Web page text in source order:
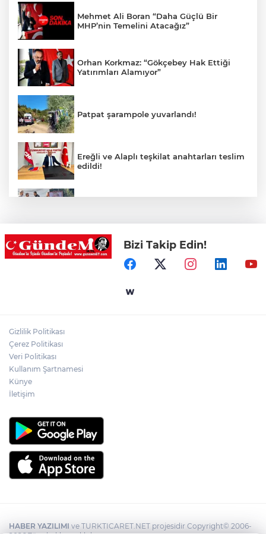
Mehmet Ali Boran “Daha Güçlü Bir
MHP’nin Temelini Atacağız”
Orhan Korkmaz: “Gökçebey Hak Ettiği
Yatırımları Alamıyor”
Patpat şarampole yuvarlandı!
Ereğli ve Alaplı teşkilat anahtarları teslim
edildi!
Bir anda alevlere teslim oldu!
Merdivende baygın bulundu hayatını
Bizi Takip Edin!
Gizlilik Politikası
Çerez Politikası
Veri Politikası
Kullanım Şartnamesi
Künye
İletişim
HABER YAZILIMI ve TURKTICARET.NET projesidir Copyright© 2006-